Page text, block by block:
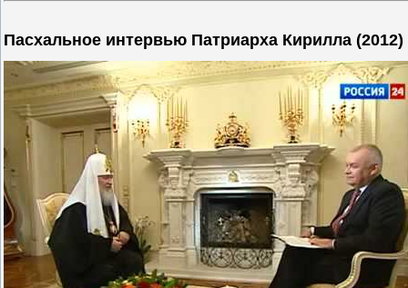
Пасхальное интервью Патриарха Кирилла (2012)